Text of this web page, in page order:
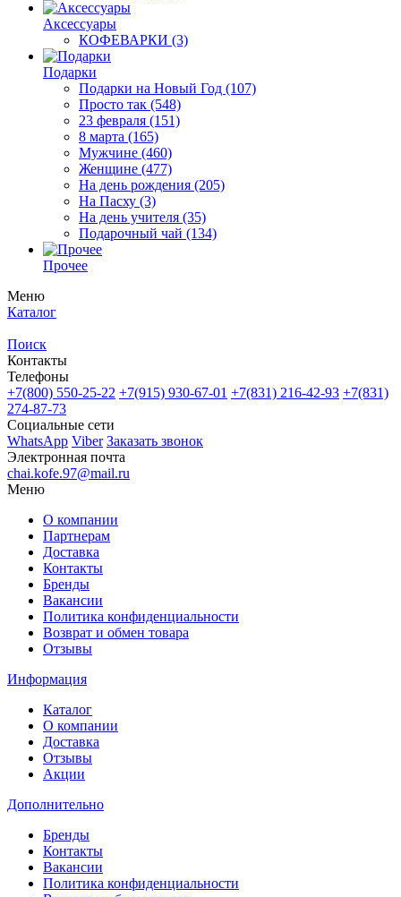
Аксессуары
КОФЕВАРКИ (3)
Подарки
Подарки на Новый Год (107)
Просто так (548)
23 февраля (151)
8 марта (165)
Мужчине (460)
Женщине (477)
На день рождения (205)
На Пасху (3)
На день учителя (35)
Подарочный чай (134)
Прочее
Меню
Каталог
Поиск
Контакты
Телефоны
+7(800) 550-25-22 +7(915) 930-67-01 +7(831) 216-42-93 +7(831)
274-87-73
Социальные сети
WhatsApp Viber Заказать звонок
Электронная почта
chai.kofe.97@mail.ru
Меню
О компании
Партнерам
Доставка
Контакты
Бренды
Вакансии
Политика конфиденциальности
Возврат и обмен товара
Отзывы
Информация
Каталог
О компании
Доставка
Отзывы
Акции
Дополнительно
Бренды
Контакты
Вакансии
Политика конфиденциальности